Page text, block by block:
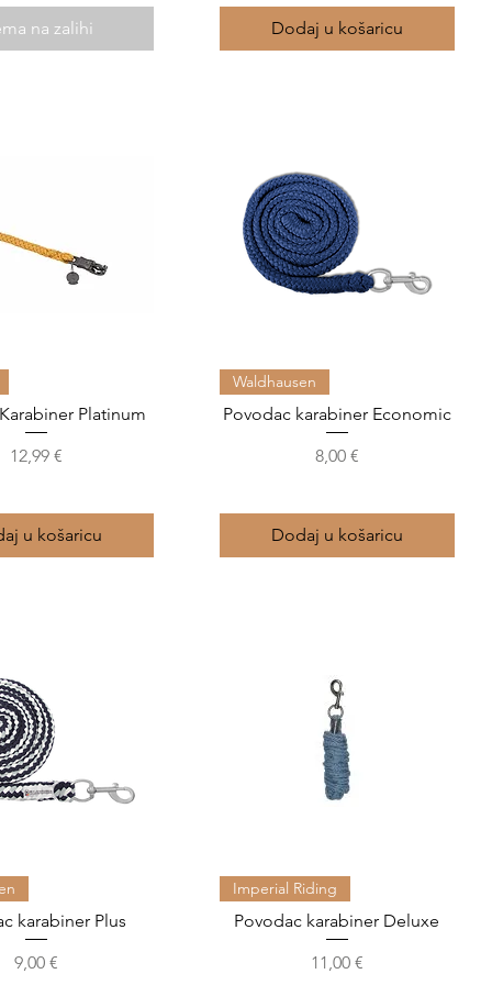
na zalihi Dodaj u košaricu
pregled
Platinum
Cijena
12,99 €
u košaricu
Brzi pregled
Waldhausen
Povodac karabiner Economic
Cijena
8,00 €
Dodaj u košaricu
pregled
karabiner Plus
Cijena
9,00 €
Brzi pregled
Imperial Riding
Povodac karabiner Deluxe
Cijena
11,00 €